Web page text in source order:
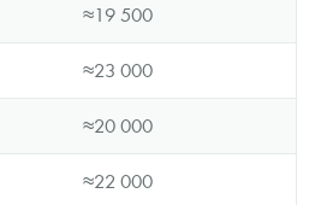
≈19 500
≈23 000
≈20 000
≈22 000